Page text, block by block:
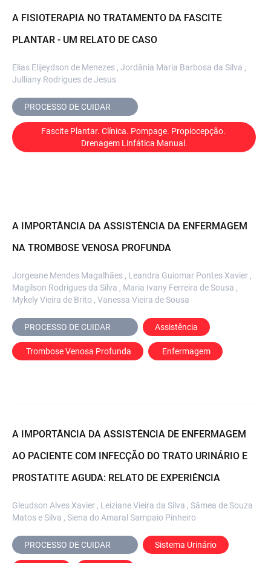
A FISIOTERAPIA NO TRATAMENTO DA FASCITE
PLANTAR - UM RELATO DE CASO
Elias Elijeydson de Menezes , Jordânia Maria Barbosa da Silva ,
Julliany Rodrigues de Jesus
Fascite Plantar. Clínica. Pompage. Propiocepção.
Drenagem Linfática Manual.
A IMPORTÂNCIA DA ASSISTÊNCIA DA ENFERMAGEM
NA TROMBOSE VENOSA PROFUNDA
Jorgeane Mendes Magalhães , Leandra Guiomar Pontes Xavier ,
Magilson Rodrigues da Silva , Maria Ivany Ferreira de Sousa ,
Mykely Vieira de Brito , Vanessa Vieira de Sousa
Assistência
Trombose Venosa Profunda Enfermagem
A IMPORTÂNCIA DA ASSISTÊNCIA DE ENFERMAGEM
AO PACIENTE COM INFECÇÃO DO TRATO URINÁRIO E
PROSTATITE AGUDA: RELATO DE EXPERIÊNCIA
Gleudson Alves Xavier , Leiziane Vieira da Silva , Sâmea de Souza
Matos e Silva , Siena do Amaral Sampaio Pinheiro
Sistema Urinário